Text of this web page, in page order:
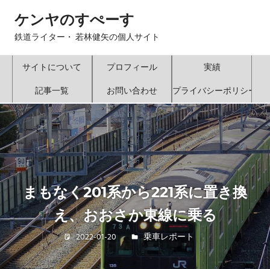
ン
キ
ッ
プ
ケンヤのすぺーす
鉄道ライター・ 若林健矢の個人サイト
サイトについて プロフィール
実績
記事一覧
お問い合わせ プライバシーポリシー
まもなく201系から221系に置き換
え、おおさか東線に乗る
2022-01-20 若林 健矢
乗車レポート